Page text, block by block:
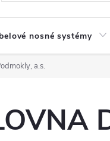
nosné systémy
a.s.